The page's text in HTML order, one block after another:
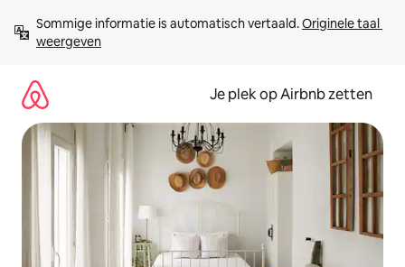
direct
naar
Sommige informatie is automatisch vertaald. Originele taal
weergeven
Je plek op Airbnb zetten